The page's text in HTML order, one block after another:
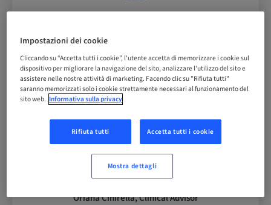
Beatriz Giannaccari, Clinical Advisor
Oriana Cinirella, Clinical Advisor
Impostazioni dei cookie
Cliccando su “Accetta tutti i cookie”, l'utente accetta di memorizzare i cookie sul
dispositivo per migliorare la navigazione del sito, analizzare l'utilizzo del sito e
assistere nelle nostre attività di marketing. Facendo clic su "Rifiuta tutti"
saranno memorizzati solo i cookie strettamente necessari al funzionamento del
sito web. Informativa sulla privacy
Rifiuta tutti Accetta tutti i cookie
Mostra dettagli